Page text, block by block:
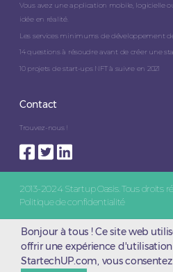
Vous avez une application mobile, logicielle
idée en réalité.
Les services minimums de développement
14 questions à résoudre avant de créer une
10 projets de start-ups NFT à suivre en 2021
Contact
Trouvez-nous !
2013-2024 Startup Oasis. Tous droits
Politique de confidentialité
Bonjour à tous ! Ce site web
offrir une expérience
StartechUP.com, vous consentez